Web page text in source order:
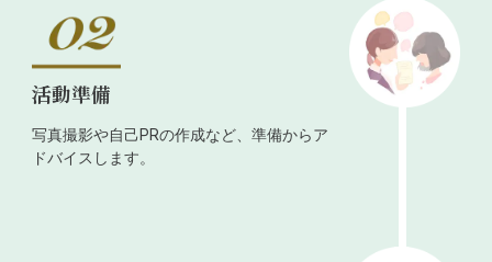
活動準備
写真撮影や自己PRの作成など、準備からア
ドバイスします。